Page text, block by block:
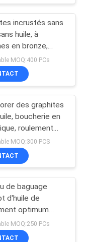
de
incrustés sans
huile, à
en bronze,
dissipation
élevée
MOQ:400 PCs
des graphites
boucherie en
roulement
à haute
MOQ:300 PCS
de baguage
d'huile de
optimum
soutenant des
MOQ:250 PCs